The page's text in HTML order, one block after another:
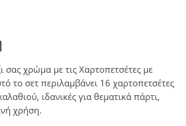
σας χρώμα με τις Χαρτοπετσέτες με
το σετ περιλαμβάνει 16 χαρτοπετσέτες
ιδανικές για θεματικά πάρτι,
χρήση.​